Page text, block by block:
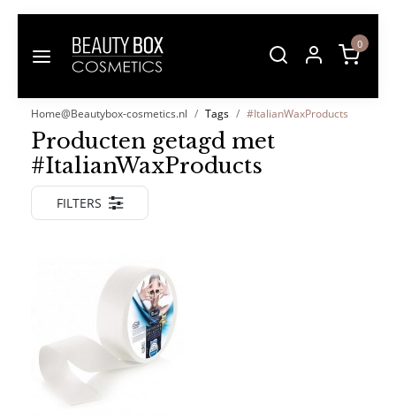
0
Home@Beautybox-cosmetics.nl Tags #ItalianWaxProducts
Producten getagd met
#ItalianWaxProducts
FILTERS